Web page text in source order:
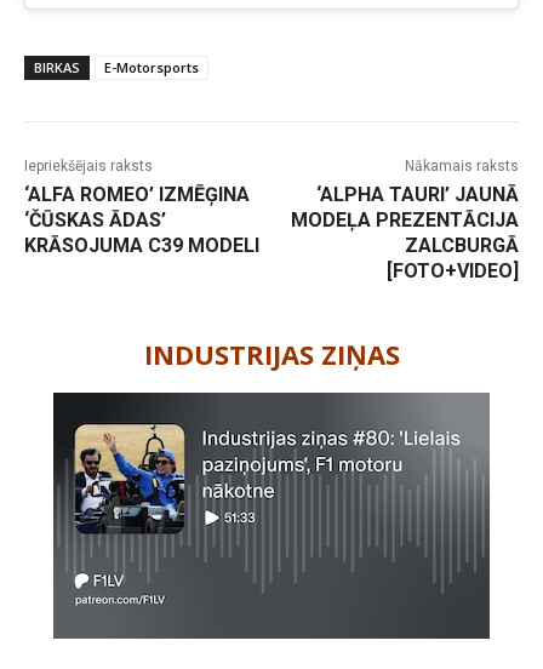
BIRKAS E-Motorsports
Iepriekšējais raksts
‘ALFA ROMEO’ IZMĒĢINA
‘ČŪSKAS ĀDAS’
KRĀSOJUMA C39 MODELI
Nākamais raksts
‘ALPHA TAURI’ JAUNĀ
MODEĻA PREZENTĀCIJA
ZALCBURGĀ
[FOTO+VIDEO]
INDUSTRIJAS ZIŅAS